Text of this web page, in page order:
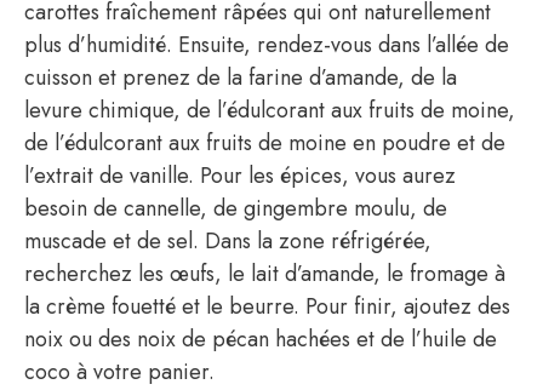
carottes fraîchement râpées qui ont naturellement
plus d’humidité. Ensuite, rendez-vous dans l’allée de
cuisson et prenez de la farine d’amande, de la
levure chimique, de l’édulcorant aux fruits de moine,
de l’édulcorant aux fruits de moine en poudre et de
l’extrait de vanille. Pour les épices, vous aurez
besoin de cannelle, de gingembre moulu, de
muscade et de sel. Dans la zone réfrigérée,
recherchez les œufs, le lait d’amande, le fromage à
la crème fouetté et le beurre. Pour finir, ajoutez des
noix ou des noix de pécan hachées et de l’huile de
coco à votre panier.